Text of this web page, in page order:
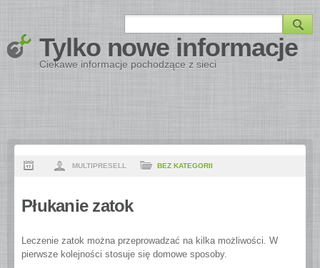
Tylko nowe informacje
Ciekawe informacje pochodzące z sieci
MULTIPRESELL BEZ KATEGORII
Płukanie zatok
Leczenie zatok można przeprowadzać na kilka możliwości. W
pierwsze kolejności stosuje się domowe sposoby.